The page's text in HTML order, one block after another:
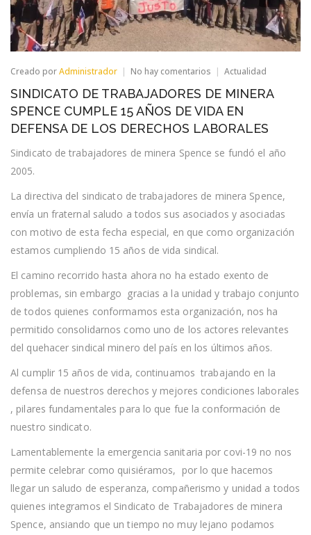
Creado porAdministrador No hay comentarios en
DE
TRABAJADORES
DE
MINERA
CUMPLE
VIDA
EN
DEFENSA
DE
LOS
LABORALES
Actualidad
SINDICATO DE TRABAJADORES DE MINERA
SPENCE CUMPLE 15 AÑOS DE VIDA EN
DEFENSA DE LOS DERECHOS LABORALES
Sindicato de trabajadores de minera Spence se fundó el año
2005.
La directiva del sindicato de trabajadores de minera Spence,
envía un fraternal saludo a todos sus asociados y asociadas
con motivo de esta fecha especial, en que como organización
estamos cumpliendo 15 años de vida sindical.
El camino recorrido hasta ahora no ha estado exento de
problemas, sin embargo gracias a la unidad y trabajo conjunto
de todos quienes conformamos esta organización, nos ha
permitido consolidarnos como uno de los actores relevantes
del quehacer sindical minero del país en los últimos años.
Al cumplir 15 años de vida, continuamos trabajando en la
defensa de nuestros derechos y mejores condiciones laborales
, pilares fundamentales para lo que fue la conformación de
nuestro sindicato.
Lamentablemente la emergencia sanitaria por covi-19 no nos
permite celebrar como quisiéramos, por lo que hacemos
llegar un saludo de esperanza, compañerismo y unidad a todos
quienes integramos el Sindicato de Trabajadores de minera
Spence, ansiando que un tiempo no muy lejano podamos